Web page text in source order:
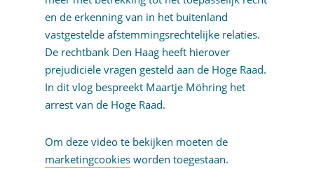
en de erkenning van in het buitenland
vastgestelde afstemmingsrechtelijke relaties.
De rechtbank Den Haag heeft hierover
prejudiciële vragen gesteld aan de Hoge Raad.
In dit vlog bespreekt Maartje Möhring het
arrest van de Hoge Raad.
Om deze video te bekijken moeten de
marketingcookiesworden toegestaan.